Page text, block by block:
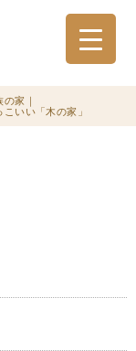
家｜
いい「木の家」